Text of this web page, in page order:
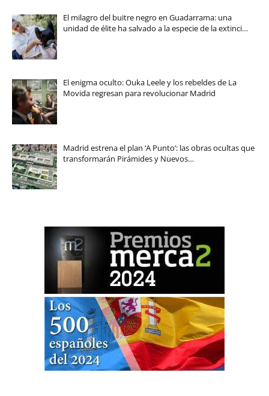
El milagro del buitre negro en Guadarrama: una
unidad de élite ha salvado a la especie de la extinci…
El enigma oculto: Ouka Leele y los rebeldes de La
Movida regresan para revolucionar Madrid
Madrid estrena el plan ‘A Punto’: las obras ocultas que
transformarán Pirámides y Nuevos…